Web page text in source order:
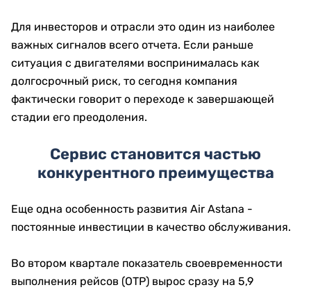
Для инвесторов и отрасли это один из наиболее
важных сигналов всего отчета. Если раньше
ситуация с двигателями воспринималась как
долгосрочный риск, то сегодня компания
фактически говорит о переходе к завершающей
стадии его преодоления.
Сервис становится частью
конкурентного преимущества
Еще одна особенность развития Air Astana -
постоянные инвестиции в качество обслуживания.
Во втором квартале показатель своевременности
выполнения рейсов (OTP) вырос сразу на 5,9